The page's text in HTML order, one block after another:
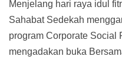
Menjelang hari raya idul
Sahabat Sedekah
program Corporate Social
mengadakan buka